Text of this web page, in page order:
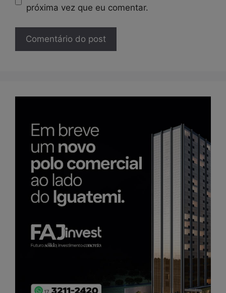
próxima vez que eu comentar.